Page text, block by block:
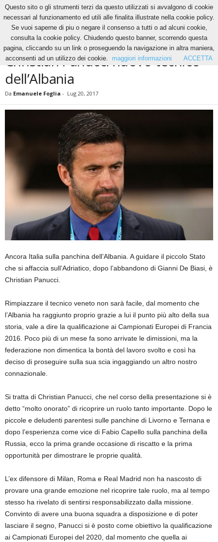
Calcio Christian Panucci nuovo tecnico dell’Albania
CALCIO
Christian Panucci nuovo tecnico
dell’Albania
Da Emanuele Foglia - Lug 20, 2017
Ancora Italia sulla panchina dell’Albania. A guidare il piccolo Stato
che si affaccia sull’Adriatico, dopo l’abbandono di Gianni De Biasi, è
Christian Panucci.
Rimpiazzare il tecnico veneto non sarà facile, dal momento che
l’Albania ha raggiunto proprio grazie a lui il punto più alto della sua
storia, vale a dire la qualificazione ai Campionati Europei di Francia
2016. Poco più di un mese fa sono arrivate le dimissioni, ma la
federazione non dimentica la bontà del lavoro svolto e così ha
deciso di proseguire sulla sua scia ingaggiando un altro nostro
connazionale.
Si tratta di Christian Panucci, che nel corso della presentazione si è
detto “molto onorato” di ricoprire un ruolo tanto importante. Dopo le
piccole e deludenti parentesi sulle panchine di Livorno e Ternana e
dopo l’esperienza come vice di Fabio Capello sulla panchina della
Russia, ecco la prima grande occasione di riscatto e la prima
opportunità per dimostrare le proprie qualità.
L’ex difensore di Milan, Roma e Real Madrid non ha nascosto di
provare una grande emozione nel ricoprire tale ruolo, ma al tempo
stesso ha rivelato di sentirsi responsabilizzato dalla missione.
Convinto di avere una buona squadra a disposizione e di poter
lasciare il segno, Panucci si è posto come obiettivo la qualificazione
ai Campionati Europei del 2020, dal momento che quella ai
Questo sito o gli strumenti terzi da questo utilizzati si avvalgono di cookie
necessari al funzionamento ed utili alle finalita illustrate nella cookie policy.
Se vuoi saperne di piu o negare il consenso a tutti o ad alcuni cookie,
consulta la cookie policy. Chiudendo questo banner, scorrendo questa
pagina, cliccando su un link o proseguendo la navigazione in altra maniera,
acconsenti ad un utilizzo dei cookie.
maggiori informazioni ACCETTA